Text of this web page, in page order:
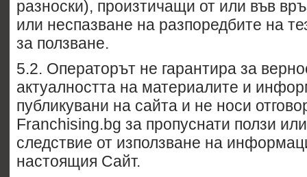
разноски), произтичащи от или във
или неспазване на разпоредбите на
за ползване.
5.2. Операторът не гарантира за
актуалността на материалите и
публикувани на сайта и не носи
Franchising.bg за пропуснати ползи
следствие от използване на
настоящия Сайт.